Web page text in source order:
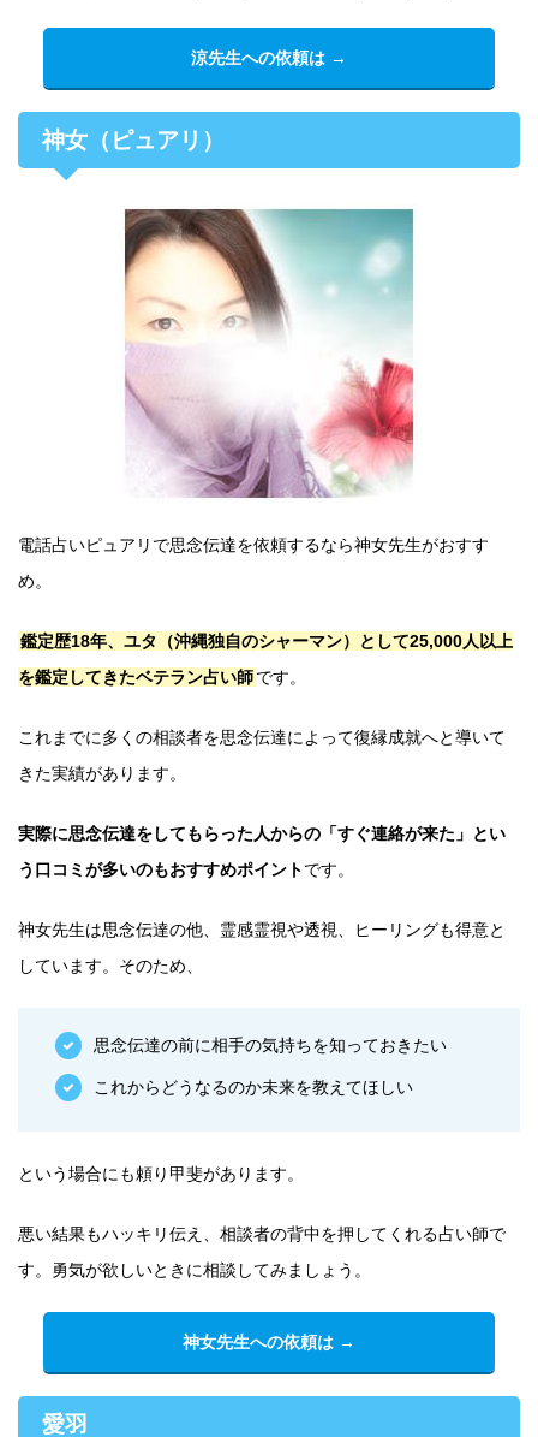
涼先生への依頼は →
神女（ピュアリ）
電話占いピュアリで思念伝達を依頼するなら神女先生がおすす
め。
鑑定歴18年、ユタ（沖縄独自のシャーマン）として25,000人以上
を鑑定してきたベテラン占い師です。
これまでに多くの相談者を思念伝達によって復縁成就へと導いて
きた実績があります。
実際に思念伝達をしてもらった人からの「すぐ連絡が来た」とい
う口コミが多いのもおすすめポイントです。
神女先生は思念伝達の他、霊感霊視や透視、ヒーリングも得意と
しています。そのため、
思念伝達の前に相手の気持ちを知っておきたい
これからどうなるのか未来を教えてほしい
という場合にも頼り甲斐があります。
悪い結果もハッキリ伝え、相談者の背中を押してくれる占い師で
す。勇気が欲しいときに相談してみましょう。
神女先生への依頼は →
愛羽